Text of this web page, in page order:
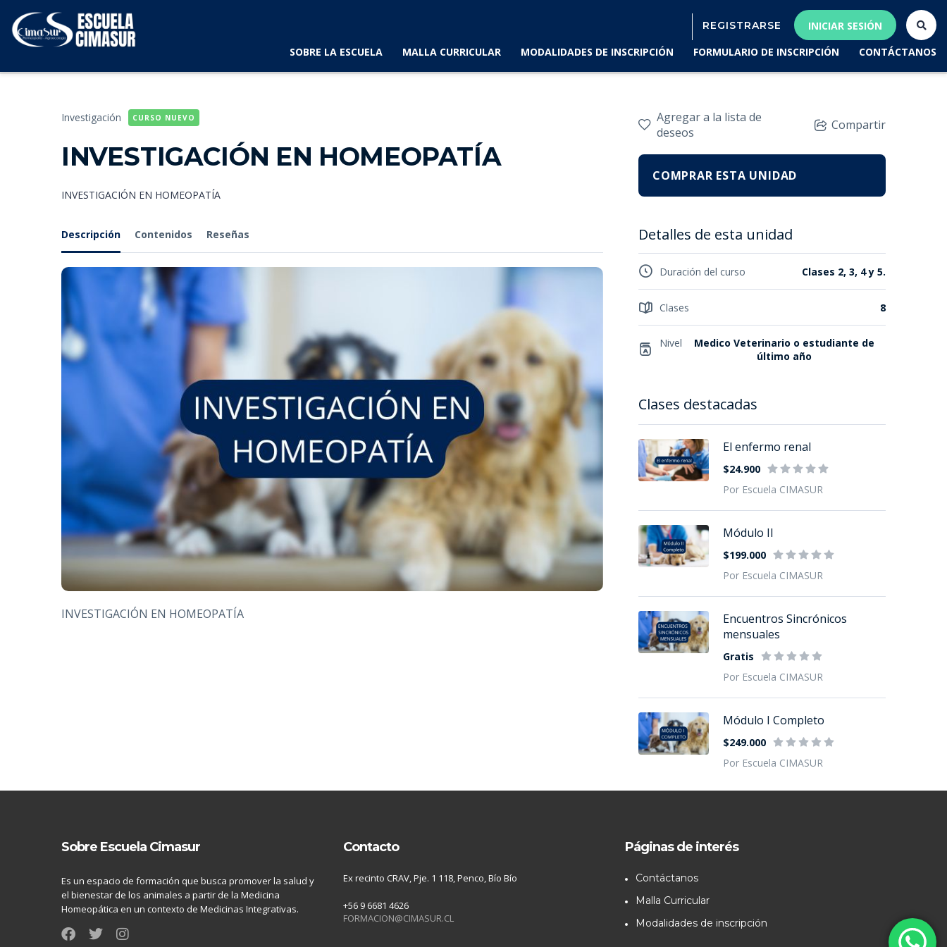
REGISTRARSE
INICIAR SESIÓN
SOBRE LA ESCUELA
MALLA CURRICULAR MODALIDADES DE INSCRIPCIÓN FORMULARIO DE INSCRIPCIÓN CONTÁCTANOS
Investigación CURSO NUEVO
INVESTIGACIÓN EN HOMEOPATÍA
INVESTIGACIÓN EN HOMEOPATÍA
Descripción Contenidos Reseñas
INVESTIGACIÓN EN HOMEOPATÍA
Agregar a la lista de
deseos
Compartir
COMPRAR ESTA UNIDAD
Detalles de esta unidad
Duración del curso Clases 2, 3, 4 y 5.
Clases 8
Nivel
Medico Veterinario o estudiante de
último año
Clases destacadas
El enfermo renal
$24.900
Por Escuela CIMASUR
Módulo II
$199.000
Por Escuela CIMASUR
Encuentros Sincrónicos
mensuales
Gratis
Por Escuela CIMASUR
Módulo I Completo
$249.000
Por Escuela CIMASUR
Sobre Escuela Cimasur
Es un espacio de formación que busca promover la salud y
el bienestar de los animales a partir de la Medicina
Homeopática en un contexto de Medicinas Integrativas.
Contacto
Ex recinto CRAV, Pje. 1 118, Penco, Bío Bío
+56 9 6681 4626
FORMACION@CIMASUR.CL
Páginas de interés
Contáctanos
Malla Curricular
Modalidades de inscripción